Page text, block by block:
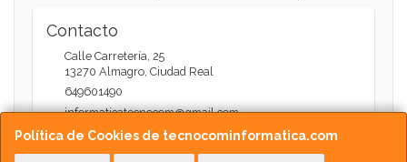
Política de Cookies de tecnocominformatica.com
Contacto
Calle Carretería, 25
13270 Almagro Ciudad Real
649601490
informaticatecnocom@gmail.com